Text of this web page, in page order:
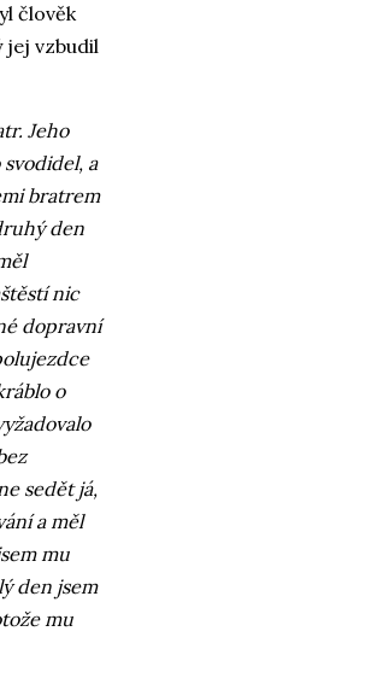
člověk
jej vzbudil
Jeho
a
bratrem
den
nic
dopravní
o
sedět já,
a měl
mu
den jsem
mu